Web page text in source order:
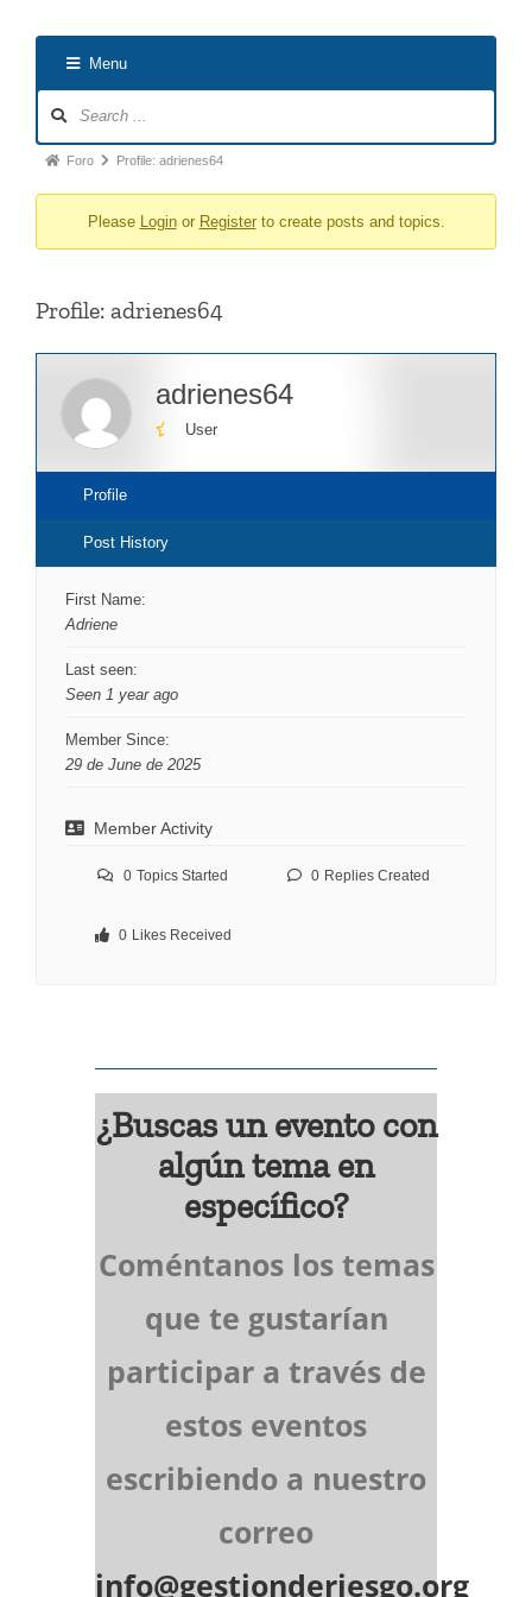
Menu
Navigation
Forum
You
here:
Foro Profile: adrienes64
Please Loginor Registerto create posts and topics.
Profile: adrienes64
adrienes64
User
Profile
Post History
First Name:
Adriene
Last seen:
Seen 1 year ago
Member Since:
29 de June de 2025
Member Activity
0 Topics Started 0 Replies Created
0 Likes Received
¿Buscas un evento con
algún tema en
específico?
Coméntanos los temas
que te gustarían
participar a través de
estos eventos
escribiendo a nuestro
correo
info@gestionderiesgo.org